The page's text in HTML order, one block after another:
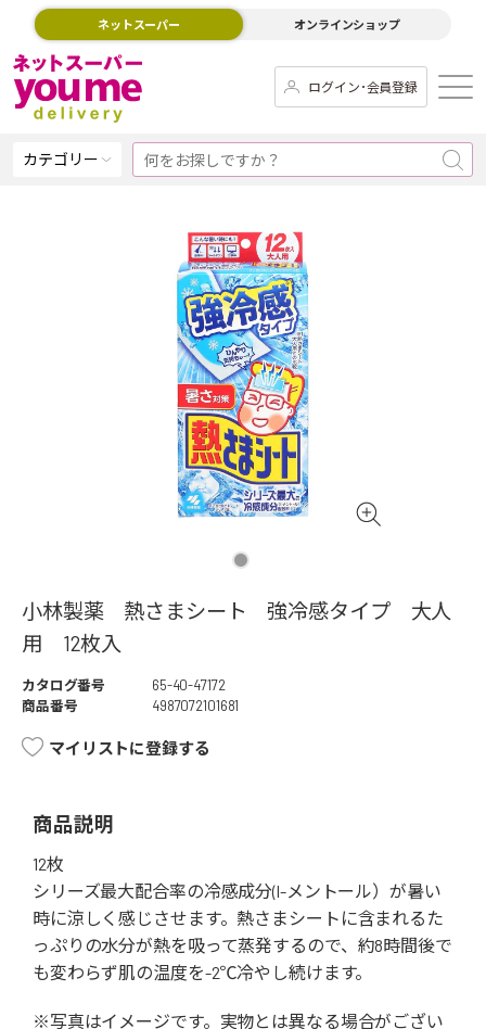
ネットスーパー オンラインショップ
ログイン･会員登録
カテゴリー
小林製薬 熱さまシート 強冷感タイプ 大人
用 12枚入
カタログ番号
65-40-47172
商品番号
4987072101681
マイリストに登録する
商品説明
12枚
シリーズ最大配合率の冷感成分(l-メントール）が暑い
時に涼しく感じさせます。熱さまシートに含まれるた
っぷりの水分が熱を吸って蒸発するので、約8時間後で
も変わらず肌の温度を-2℃冷やし続けます。
※写真はイメージです。実物とは異なる場合がござい